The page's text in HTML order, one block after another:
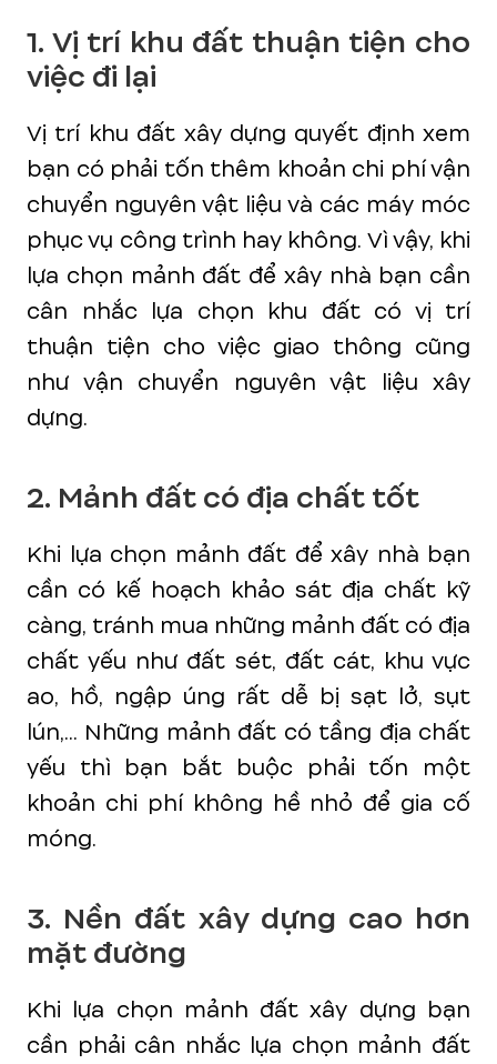
1. Vị trí khu đất thuận tiện cho
việc đi lại
Vị trí khu đất xây dựng quyết định xem
bạn có phải tốn thêm khoản chi phí vận
chuyển nguyên vật liệu và các máy móc
phục vụ công trình hay không. Vì vậy, khi
lựa chọn mảnh đất để xây nhà bạn cần
cân nhắc lựa chọn khu đất có vị trí
thuận tiện cho việc giao thông cũng
như vận chuyển nguyên vật liệu xây
dựng.
2. Mảnh đất có địa chất tốt
Khi lựa chọn mảnh đất để xây nhà bạn
cần có kế hoạch khảo sát địa chất kỹ
càng, tránh mua những mảnh đất có địa
chất yếu như đất sét, đất cát, khu vực
ao, hồ, ngập úng rất dễ bị sạt lở, sụt
lún,... Những mảnh đất có tầng địa chất
yếu thì bạn bắt buộc phải tốn một
khoản chi phí không hề nhỏ để gia cố
móng.
3. Nền đất xây dựng cao hơn
mặt đường
Khi lựa chọn mảnh đất xây dựng bạn
cần phải cân nhắc lựa chọn mảnh đất